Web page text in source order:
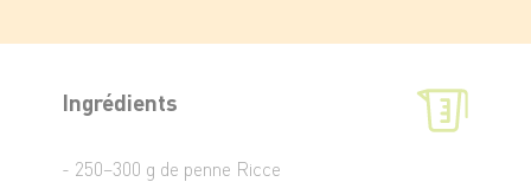
Ingrédients
- 250–300 g de penne Ricce